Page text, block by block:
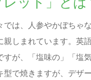
は、人参やかぼちゃ
しまれています。英語
が、「塩味の」「塩
で焼きますが、デザ